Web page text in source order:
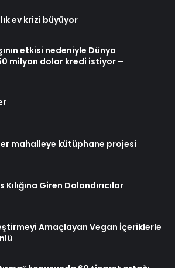
ev krizi büyüyor
etkisi nedeniyle Dünya
milyon dolar kredi istiyor –
mahalleye kütüphane projesi
Giren Dolandırıcılar
Amaçlayan Vegan İçeriklerle